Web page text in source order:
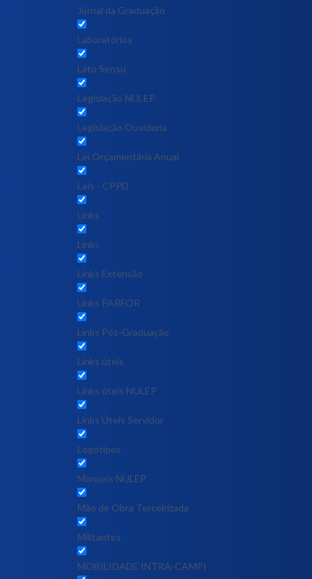
Jornal da Graduação
Laboratórios
Lato Sensu
Legislação NULEP
Legislação Ouvidoria
Lei Orçamentária Anual
Leis - CPPD
Links
Links
Links Extensão
Links PARFOR
Links Pós-Graduação
Links úteis
Links úteis NULEP
Links Úteis Servidor
Logotipos
Manuais NULEP
Mão de Obra Terceirizada
Militantes
MOBILIDADE INTRA-CAMPI